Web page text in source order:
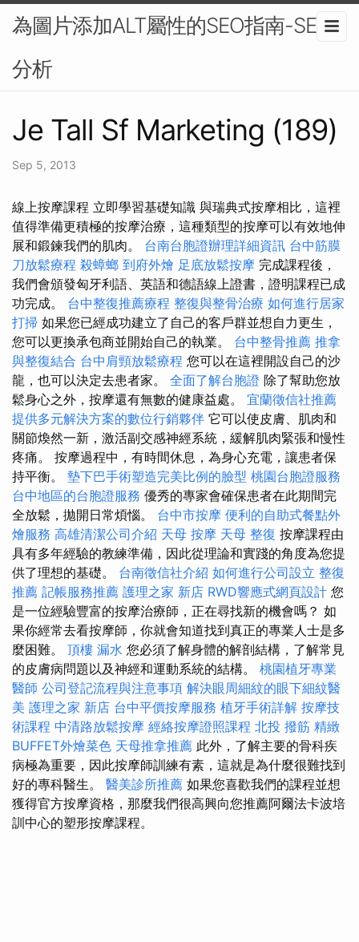
為圖片添加ALT屬性的SEO指南-SEO
分析
Je Tall Sf Marketing (189)
Sep 5, 2013
線上按摩課程 立即學習基礎知識 與瑞典式按摩相比，這裡
值得準備更積極的按摩治療，這種類型的按摩可以有效地伸
展和鍛鍊我們的肌肉。 台南台胞證辦理詳細資訊 台中筋膜
刀放鬆療程 殺蟑螂 到府外燴 足底放鬆按摩 完成課程後，
我們會頒發匈牙利語、英語和德語線上證書，證明課程已成
功完成。 台中整復推薦療程 整復與整骨治療 如何進行居家
打掃 如果您已經成功建立了自己的客戶群並想自力更生，
您可以更換承包商並開始自己的執業。 台中整骨推薦 推拿
與整復結合 台中肩頸放鬆療程 您可以在這裡開設自己的沙
龍，也可以決定去患者家。 全面了解台胞證 除了幫助您放
鬆身心之外，按摩還有無數的健康益處。 宜蘭徵信社推薦
提供多元解決方案的數位行銷夥伴 它可以使皮膚、肌肉和
關節煥然一新，激活副交感神經系統，緩解肌肉緊張和慢性
疼痛。 按摩過程中，有時間休息，為身心充電，讓患者保
持平衡。 墊下巴手術塑造完美比例的臉型 桃園台胞證服務
台中地區的台胞證服務 優秀的專家會確保患者在此期間完
全放鬆，拋開日常煩惱。 台中市按摩 便利的自助式餐點外
燴服務 高雄清潔公司介紹 天母 按摩 天母 整復 按摩課程由
具有多年經驗的教練準備，因此從理論和實踐的角度為您提
供了理想的基礎。 台南徵信社介紹 如何進行公司設立 整復
推薦 記帳服務推薦 護理之家 新店 RWD響應式網頁設計 您
是一位經驗豐富的按摩治療師，正在尋找新的機會嗎？ 如
果你經常去看按摩師，你就會知道找到真正的專業人士是多
麼困難。 頂樓 漏水 您必須了解身體的解剖結構，了解常見
的皮膚病問題以及神經和運動系統的結構。 桃園植牙專業
醫師 公司登記流程與注意事項 解決眼周細紋的眼下細紋醫
美 護理之家 新店 台中平價按摩服務 植牙手術詳解 按摩技
術課程 中清路放鬆按摩 經絡按摩證照課程 北投 撥筋 精緻
BUFFET外燴菜色 天母推拿推薦 此外，了解主要的骨科疾
病極為重要，因此按摩師訓練有素，這就是為什麼很難找到
好的專科醫生。 醫美診所推薦 如果您喜歡我們的課程並想
獲得官方按摩資格，那麼我們很高興向您推薦阿爾法卡波培
訓中心的塑形按摩課程。